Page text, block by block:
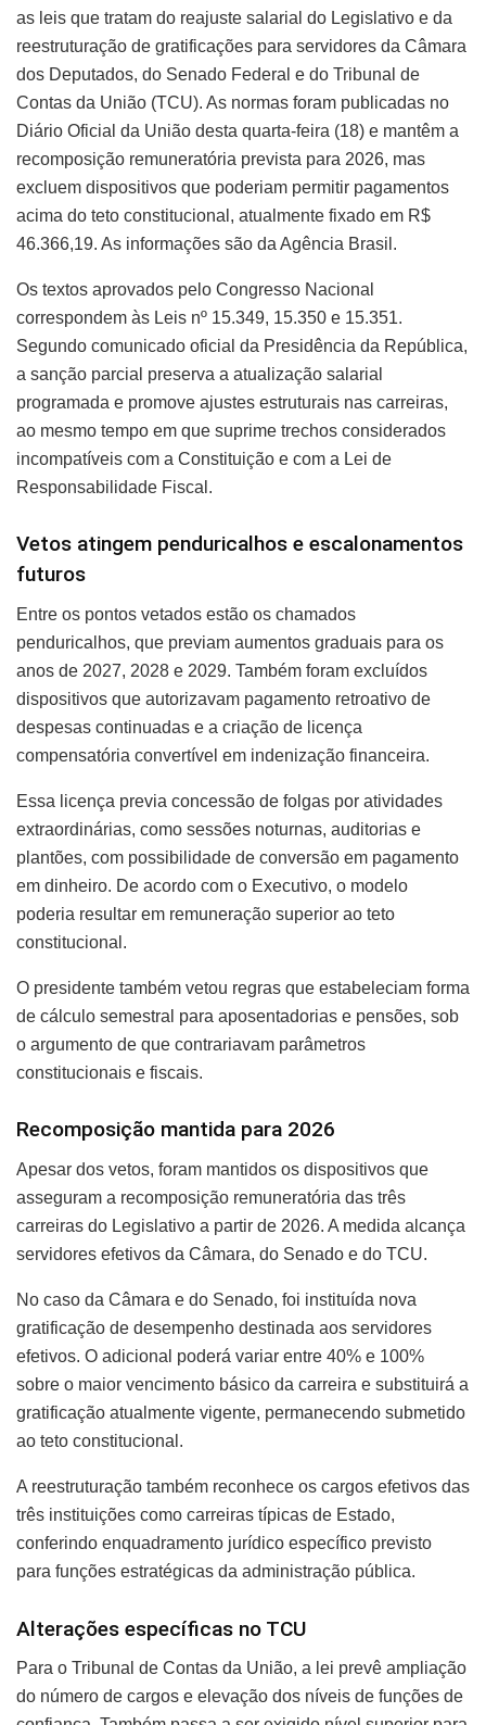
as leis que tratam do reajuste salarial do Legislativo e da
reestruturação de gratificações para servidores da Câmara
dos Deputados, do Senado Federal e do Tribunal de
Contas da União (TCU). As normas foram publicadas no
Diário Oficial da União desta quarta-feira (18) e mantêm a
recomposição remuneratória prevista para 2026, mas
excluem dispositivos que poderiam permitir pagamentos
acima do teto constitucional, atualmente fixado em R$
46.366,19. As informações são da Agência Brasil.
Os textos aprovados pelo Congresso Nacional
correspondem às Leis nº 15.349, 15.350 e 15.351.
Segundo comunicado oficial da Presidência da República,
a sanção parcial preserva a atualização salarial
programada e promove ajustes estruturais nas carreiras,
ao mesmo tempo em que suprime trechos considerados
incompatíveis com a Constituição e com a Lei de
Responsabilidade Fiscal.
Vetos atingem penduricalhos e escalonamentos
futuros
Entre os pontos vetados estão os chamados
penduricalhos, que previam aumentos graduais para os
anos de 2027, 2028 e 2029. Também foram excluídos
dispositivos que autorizavam pagamento retroativo de
despesas continuadas e a criação de licença
compensatória convertível em indenização financeira.
Essa licença previa concessão de folgas por atividades
extraordinárias, como sessões noturnas, auditorias e
plantões, com possibilidade de conversão em pagamento
em dinheiro. De acordo com o Executivo, o modelo
poderia resultar em remuneração superior ao teto
constitucional.
O presidente também vetou regras que estabeleciam forma
de cálculo semestral para aposentadorias e pensões, sob
o argumento de que contrariavam parâmetros
constitucionais e fiscais.
Recomposição mantida para 2026
Apesar dos vetos, foram mantidos os dispositivos que
asseguram a recomposição remuneratória das três
carreiras do Legislativo a partir de 2026. A medida alcança
servidores efetivos da Câmara, do Senado e do TCU.
No caso da Câmara e do Senado, foi instituída nova
gratificação de desempenho destinada aos servidores
efetivos. O adicional poderá variar entre 40% e 100%
sobre o maior vencimento básico da carreira e substituirá a
gratificação atualmente vigente, permanecendo submetido
ao teto constitucional.
A reestruturação também reconhece os cargos efetivos das
três instituições como carreiras típicas de Estado,
conferindo enquadramento jurídico específico previsto
para funções estratégicas da administração pública.
Alterações específicas no TCU
Para o Tribunal de Contas da União, a lei prevê ampliação
do número de cargos e elevação dos níveis de funções de